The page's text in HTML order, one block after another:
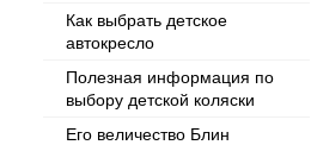
Как выбрать детское
автокресло
Полезная информация по
выбору детской коляски
Его величество Блин